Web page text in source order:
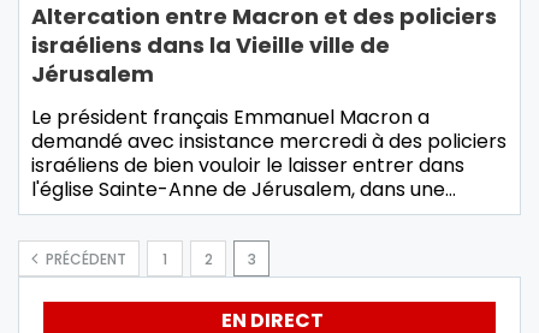
Altercation entre Macron et des policiers
israéliens dans la Vieille ville de
Jérusalem
Le président français Emmanuel Macron a
demandé avec insistance mercredi à des policiers
israéliens de bien vouloir le laisser entrer dans
l'église Sainte-Anne de Jérusalem, dans une…
PRÉCÉDENT 1 2 3
EN DIRECT